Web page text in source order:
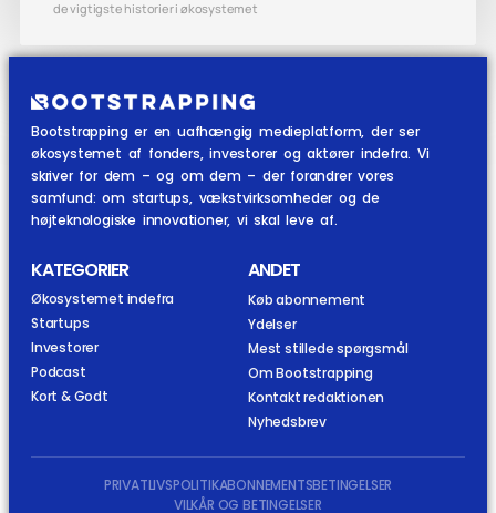
de vigtigste historier i økosystemet
Bootstrapping er en uafhængig medieplatform, der ser
økosystemet af fonders, investorer og aktører indefra. Vi
skriver for dem – og om dem – der forandrer vores
samfund: om startups, vækstvirksomheder og de
højteknologiske innovationer, vi skal leve af.
KATEGORIER
Økosystemet indefra
Startups
Investorer
Podcast
Kort & Godt
ANDET
Køb abonnement
Ydelser
Mest stillede spørgsmål
Om Bootstrapping
Kontakt redaktionen
Nyhedsbrev
PRIVATLIVSPOLITIKABONNEMENTSBETINGELSER
VILKÅR OG BETINGELSER